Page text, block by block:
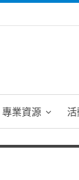
專業資源 活